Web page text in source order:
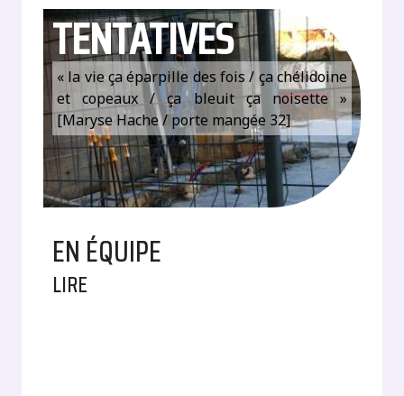
TENTATIVES
« la vie ça éparpille des fois / ça chélidoine
et copeaux / ça bleuit ça noisette »
[Maryse Hache / porte mangée 32]
EN ÉQUIPE
LIRE